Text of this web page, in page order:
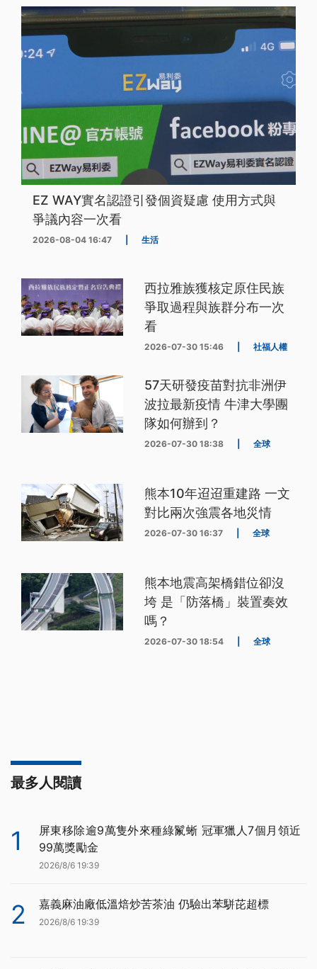
EZ WAY實名認證引發個資疑慮 使用方式與
爭議內容一次看
2026-08-04 16:47 生活
西拉雅族獲核定原住民族
爭取過程與族群分布一次
看
2026-07-30 15:46 社福人權
57天研發疫苗對抗非洲伊
波拉最新疫情 牛津大學團
隊如何辦到？
2026-07-30 18:38 全球
熊本10年迢迢重建路 一文
對比兩次強震各地災情
2026-07-30 16:37 全球
熊本地震高架橋錯位卻沒
垮 是「防落橋」裝置奏效
嗎？
2026-07-30 18:54 全球
最多人閱讀
1
屏東移除逾9萬隻外來種綠鬣蜥 冠軍獵人7個月領近
99萬獎勵金
2026/8/6 19:39
2 嘉義麻油廠低溫焙炒苦茶油 仍驗出苯駢芘超標
2026/8/6 19:39